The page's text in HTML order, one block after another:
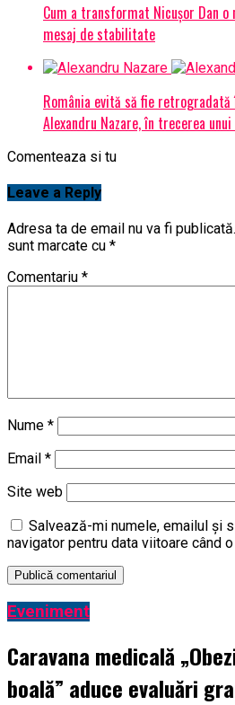
Cum a transformat Nicușor Dan
mesaj de stabilitate
România evită să fie retrogradată
Alexandru Nazare, în trecerea
Comenteaza si tu
Leave a Reply
Adresa ta de email nu va fi publicată.
sunt marcate cu *
Comentariu *
Nume *
Email *
Site web
Salvează-mi numele, emailul și
navigator pentru data viitoare când
Eveniment
Caravana medicală
boală” aduce evaluări